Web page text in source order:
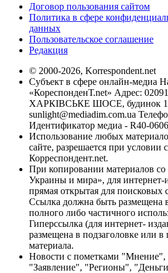
Договор пользования сайтом
Политика в сфере
данных
Пользовательское соглашение
Редакция
© 2000-2026, Korrespondent.net
Субъект в сфере онлайн-медиа
«КореспонденТ.net» Адрес:
ХАРКІВСЬКЕ ШОСЕ, будинок
sunlight@mediadim.com.ua
Идентификатор медиа - R40-
Использование любых
сайте, разрешается при условии
Корреспондент.net.
При копировании материалов
Украины и мира», для интернет-
прямая открытая для поисковых
Ссылка должна быть размещена
полного либо частичного
Гиперссылка (для интернет-
размещена в подзаголовке или в
материала.
Новости с пометками "Мнение",
"Заявление", "Регионы",